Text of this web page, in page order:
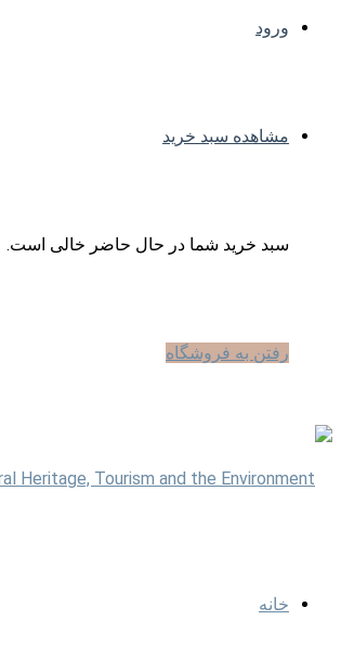
ورود
مشاهده سبد خرید
سبد خرید شما در حال حاضر خالی است.
رفتن به فروشگاه
خانه